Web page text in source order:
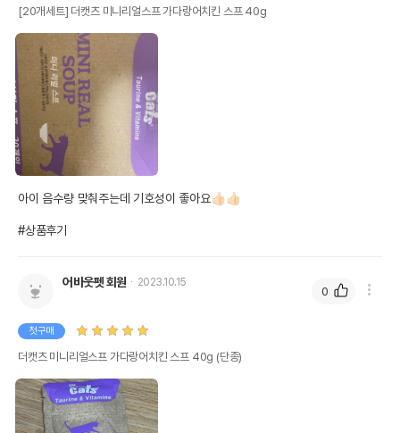
[20개세트] 더캣츠 미니리얼스프 가다랑어치킨 스프 40g
아이 음수량 맞춰주는데 기호성이 좋아요👍🏻👍🏻
#상품후기
어바웃펫 회원 2023.10.15
첫구매
더캣츠 미니리얼스프 가다랑어치킨 스프 40g (단종)
0